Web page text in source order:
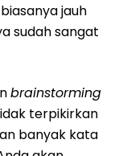
jauh
sudah sangat
brainstorming
terpikirkan
banyak kata